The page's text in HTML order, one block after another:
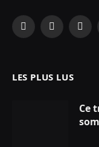
Facebook
X
LES PLUS LUS
Ce